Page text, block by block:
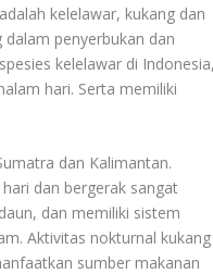
kelelawar, kukang dan
penyerbukan dan
kelelawar di
hari. Serta memiliki
dan Kalimantan.
dan bergerak sangat
dan memiliki sistem
Aktivitas nokturnal kukang
sumber makanan